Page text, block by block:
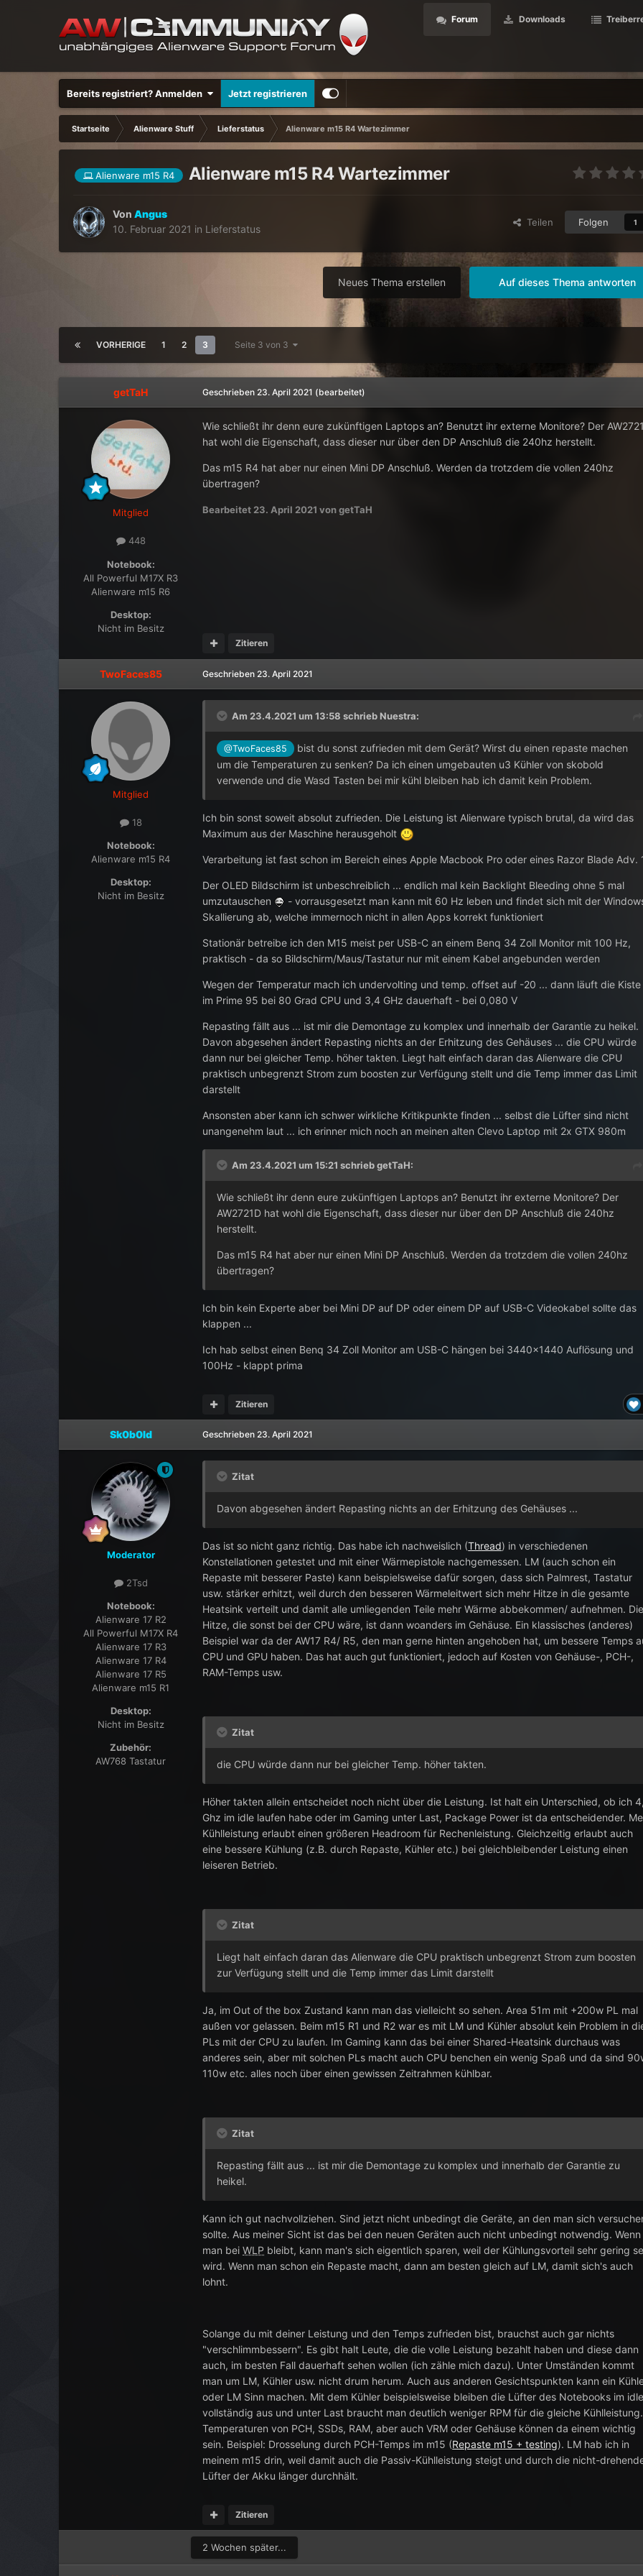
Forum Downloads
Bereits registriert? Anmelden Jetzt registrieren
Startseite Alienware Stuff Lieferstatus Alienware m15 R4 Wartezimmer
Alienware m15 R4 Alienware m15 R4 Wartezimmer
VonAngus
10. Februar 2021 in Lieferstatus
Teilen Folgen 1
Auf dieses Thema antworten
Neues Thema erstellen
VORHERIGE 1 2 3 Seite 3 von 3
getTaH
Mitglied
448
Notebook:
All Powerful M17X R3
Alienware m15 R6
Desktop:
Nicht im Besitz
Geschrieben23. April 2021 (bearbeitet)
Wie schließt ihr denn eure zukünftigen Laptops an? Benutzt ihr externe Monitore? Der
hat wohl die Eigenschaft, dass dieser nur über den DP Anschluß die 240hz herstellt.
Das m15 R4 hat aber nur einen Mini DP Anschluß. Werden da trotzdem die vollen 240hz
übertragen?
Bearbeitet23. April 2021 von getTaH
Zitieren
TwoFaces85
Mitglied
18
Notebook:
Alienware m15 R4
Desktop:
Nicht im Besitz
Geschrieben 23. April 2021
Am 23.4.2021 um 13:58 schriebNuestra:
@TwoFaces85
bist du sonst zufrieden mit dem Gerät? Wirst du einen repaste machen
um die Temperaturen zu senken? Da ich einen umgebauten u3 Kühler von skobold
verwende und die Wasd Tasten bei mir kühl bleiben hab ich damit kein Problem.
Ich bin sonst soweit absolut zufrieden. Die Leistung ist Alienware typisch brutal, da wird das
Maximum aus der Maschine herausgeholt
Verarbeitung ist fast schon im Bereich eines Apple Macbook Pro oder eines Razor Blade Adv.
Der OLED Bildschirm ist unbeschreiblich ... endlich mal kein Backlight Bleeding ohne 5 mal
umzutauschen
- vorrausgesetzt man kann mit 60 Hz leben und findet sich mit der
Skallierung ab, welche immernoch nicht in allen Apps korrekt funktioniert
Stationär betreibe ich den M15 meist per USB-C an einem Benq 34 Zoll Monitor mit 100 Hz,
praktisch - da so Bildschirm/Maus/Tastatur nur mit einem Kabel angebunden werden
Wegen der Temperatur mach ich undervolting und temp. offset auf -20 ... dann läuft die Kiste
im Prime 95 bei 80 Grad CPU und 3,4 GHz dauerhaft - bei 0,080 V
Repasting fällt aus ... ist mir die Demontage zu komplex und innerhalb der Garantie zu heikel.
Davon abgesehen ändert Repasting nichts an der Erhitzung des Gehäuses ... die CPU würde
dann nur bei gleicher Temp. höher takten. Liegt halt einfach daran das Alienware die CPU
praktisch unbegrenzt Strom zum boosten zur Verfügung stellt und die Temp immer das Limit
darstellt
Ansonsten aber kann ich schwer wirkliche Kritikpunkte finden ... selbst die Lüfter sind nicht
unangenehm laut ... ich erinner mich noch an meinen alten Clevo Laptop mit 2x GTX 980m
Am 23.4.2021 um 15:21 schriebgetTaH:
Wie schließt ihr denn eure zukünftigen Laptops an? Benutzt ihr externe Monitore? Der
AW2721D hat wohl die Eigenschaft, dass dieser nur über den DP Anschluß die 240hz
herstellt.
Das m15 R4 hat aber nur einen Mini DP Anschluß. Werden da trotzdem die vollen 240hz
übertragen?
Ich bin kein Experte aber bei Mini DP auf DP oder einem DP auf USB-C Videokabel sollte das
klappen ...
Ich hab selbst einen Benq 34 Zoll Monitor am USB-C hängen bei 3440x1440 Auflösung und
100Hz - klappt prima
Zitieren
Sk0b0ld
Moderator
2Tsd
Notebook:
Alienware 17 R2
All Powerful M17X R4
Alienware 17 R3
Alienware 17 R4
Alienware 17 R5
Alienware m15 R1
Desktop:
Nicht im Besitz
Zubehör:
AW768 Tastatur
Geschrieben23. April 2021
Zitat
Davon abgesehen ändert Repasting nichts an der Erhitzung des Gehäuses ...
Das ist so nicht ganz richtig. Das habe ich nachweislich (Thread) in verschiedenen
Konstellationen getestet und mit einer Wärmepistole nachgemessen. LM (auch schon ein
Repaste mit besserer Paste) kann beispielsweise dafür sorgen, dass sich Palmrest, Tastatur
usw. stärker erhitzt, weil durch den besseren Wärmeleitwert sich mehr Hitze in die gesamte
Heatsink verteilt und damit alle umliegenden Teile mehr Wärme abbekommen/ aufnehmen.
Hitze, die sonst bei der CPU wäre, ist dann woanders im Gehäuse. Ein klassisches (anderes)
Beispiel war da der AW17 R4/ R5, den man gerne hinten angehoben hat, um bessere Temps
CPU und GPU haben. Das hat auch gut funktioniert, jedoch auf Kosten von Gehäuse-, PCH-,
RAM-Temps usw.
Zitat
die CPU würde dann nur bei gleicher Temp. höher takten.
Höher takten allein entscheidet noch nicht über die Leistung. Ist halt ein Unterschied, ob ich
Ghz im idle laufen habe oder im Gaming unter Last, Package Power ist da entscheidender.
Kühlleistung erlaubt einen größeren Headroom für Rechenleistung. Gleichzeitig erlaubt auch
eine bessere Kühlung (z.B. durch Repaste, Kühler etc.) bei gleichbleibender Leistung einen
leiseren Betrieb.
Zitat
Liegt halt einfach daran das Alienware die CPU praktisch unbegrenzt Strom zum boosten
zur Verfügung stellt und die Temp immer das Limit darstellt
Ja, im Out of the box Zustand kann man das vielleicht so sehen. Area 51m mit +200w PL mal
außen vor gelassen. Beim m15 R1 und R2 war es mit LM und Kühler absolut kein Problem in
PLs mit der CPU zu laufen. Im Gaming kann das bei einer Shared-Heatsink durchaus was
anderes sein, aber mit solchen PLs macht auch CPU benchen ein wenig Spaß und da sind
110w etc. alles noch über einen gewissen Zeitrahmen kühlbar.
Zitat
Repasting fällt aus ... ist mir die Demontage zu komplex und innerhalb der Garantie zu
heikel.
Kann ich gut nachvollziehen. Sind jetzt nicht unbedingt die Geräte, an den man sich
sollte. Aus meiner Sicht ist das bei den neuen Geräten auch nicht unbedingt notwendig. Wenn
man beiWLP bleibt, kann man's sich eigentlich sparen, weil der Kühlungsvorteil sehr gering
wird. Wenn man schon ein Repaste macht, dann am besten gleich auf LM, damit sich's auch
lohnt.
Solange du mit deiner Leistung und den Temps zufrieden bist, brauchst auch gar nichts
"verschlimmbessern". Es gibt halt Leute, die die volle Leistung bezahlt haben und diese dann
auch, im besten Fall dauerhaft sehen wollen (ich zähle mich dazu). Unter Umständen kommt
man um LM, Kühler usw. nicht drum herum. Auch aus anderen Gesichtspunkten kann ein
oder LM Sinn machen. Mit dem Kühler beispielsweise bleiben die Lüfter des Notebooks im
vollständig aus und unter Last braucht man deutlich weniger RPM für die gleiche Kühlleistung.
Temperaturen von PCH, SSDs, RAM, aber auch VRM oder Gehäuse können da einem wichtig
sein. Beispiel: Drosselung durch PCH-Temps im m15 (Repaste m15 + testing). LM hab ich in
meinem m15 drin, weil damit auch die Passiv-Kühlleistung steigt und durch die nicht-
Lüfter der Akku länger durchhält.
Zitieren
2 Wochen später...